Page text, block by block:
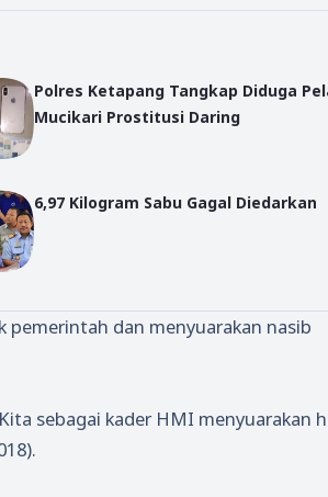
Polres Ketapang Tangkap Diduga Pelaku
Mucikari Prostitusi Daring
6,97 Kilogram Sabu Gagal Diedarkan
dan menyuarakan nasib
sebagai kader HMI menyuarakan